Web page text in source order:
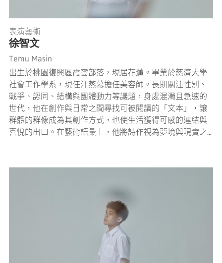
表演藝術
徐智文
Temu Masin
出生於桃園復興區霞雲部落，現居花蓮。畢業於慈濟大學
社會工作學系，現任汗蒸幕擔任美容師。長期關注性別、
戰爭、認同、結構與團體動力等議題，身處混濁且急速的
世代，他在創作與日常之間尋找可被閱讀的「文本」，讓
群體的群像成為其創作方式，也使生活獲得可感的連結與
喜悅的出口。在藝術語彙上，他將詩作視為夢境與現實之...